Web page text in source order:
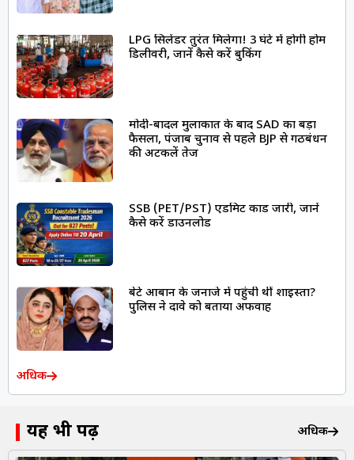
LPG सिलेंडर तुरंत मिलेगा! 3 घंटे में होगी होम
डिलीवरी, जानें कैसे करें बुकिंग
मोदी-बादल मुलाकात के बाद SAD का बड़ा
फैसला, पंजाब चुनाव से पहले BJP से गठबंधन
की अटकलें तेज
SSB (PET/PST) एडमिट कार्ड जारी, जानें
कैसे करें डाउनलोड
बेटे आबान के जनाजे में पहुंची थीं शाइस्ता?
पुलिस ने दावे को बताया अफवाह
अधिक
यह भी पढ़ें अधिक